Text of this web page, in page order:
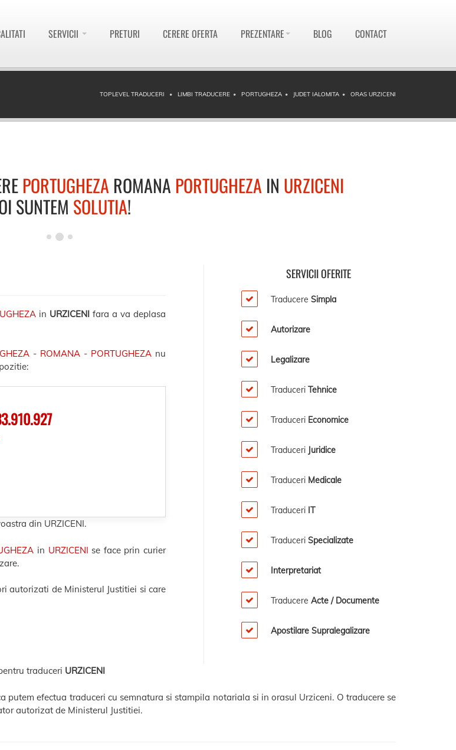
SERVICII PRETURI CERERE OFERTA PREZENTARE BLOG CONTACT
TOPLEVEL TRADUCERI LIMBI TRADUCERE PORTUGHEZA JUDET IALOMITA ORAS URZICENI
PORTUGHEZA ROMANA PORTUGHEZA IN URZICENI
SUNTEM SOLUTIA!
in URZICENI fara a va deplasa
- ROMANA - PORTUGHEZAnu
din URZICENI.
in URZICENI se face prin curier
autorizati de Ministerul Justitiei si care
SERVICII OFERITE
Traducere Simpla
Autorizare
Legalizare
Traduceri Tehnice
Traduceri Economice
Traduceri Juridice
Traduceri Medicale
Traduceri IT
Traduceri Specializate
Interpretariat
Traducere Acte / Documente
Apostilare Supralegalizare
traduceri URZICENI
efectua traduceri cu semnatura si stampila notariala si in orasul Urziceni. O traducere se
autorizat de Ministerul Justitiei.